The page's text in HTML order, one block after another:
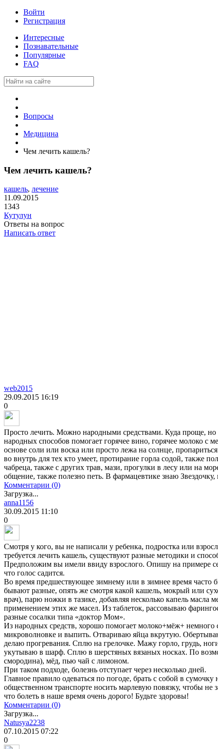
Войти
Регистрация
Интересные
Познавательные
Популярные
FAQ
Вопросы
Медицина
Чем лечить кашель?
Чем лечить кашель?
кашель, лечение
11.09.2015
1343
Кутулун
Ответы на вопрос
Написать ответ
web2015
29.09.2015 16:19
0
Просто лечить. Можно народными средствами. Куда проще,
народных способов помогает горячее вино, горячее молоко с
основе соли или воска или просто лежа на солнце,
во внутрь для тех кто умеет, протирание горла содой, также
чабреца, также с других трав, мази, прогулки в лесу или на
общение, также полезно петь. В фармацевтике знаю
Комментарии (0)
Загрузка...
anna1156
30.09.2015 11:10
0
Смотря у кого, вы не написали у ребенка, подростка или
требуется лечить кашель, существуют разные методики и
Предположим вы имели ввиду взрослого. Опишу на примере
что голос садится.
Во время предшествующее зимнему или в зимнее время часто
бывают разные, опять же смотря какой кашель, мокрый или
врач), парю ножки в тазике, добавляя несколько капель масла
применением этих же масел. Из таблеток, рассовываю
разные сосалки типа «доктор Мом».
Из народных средств, хорошо помогает молоко+мёж+ немного
микроволновке и выпить. Отвариваю яйца вкрутую.
делаю прогревания. Сплю на грелочке. Мажу горло, грудь,
укутываю в шарф. Сплю в шерстяных вязаных носках. По
смородина), мёд, пью чай с лимоном.
При таком подходе, болезнь отступает через несколько дней.
Главное правило одеваться по погоде, брать с собой в сумочку
общественном транспорте носить марлевую повязку, чтобы не
что болеть в наше время очень дорого! Будьте здоровы!
Комментарии (0)
Загрузка...
Natusya2238
07.10.2015 07:22
0